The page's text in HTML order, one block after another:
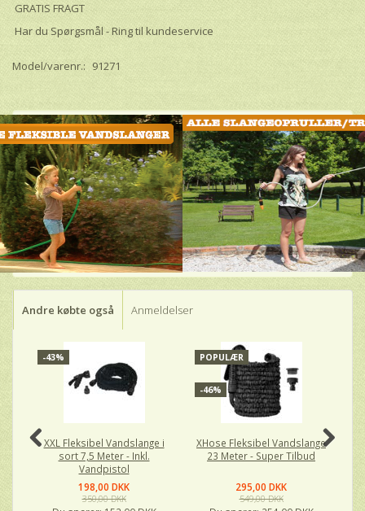
GRATIS FRAGT
Har du Spørgsmål - Ring til kundeservice
Model/varenr.: 91271
Andre købte også Anmeldelser
-43%
XXL Fleksibel Vandslange i
sort 7,5 Meter - Inkl.
Vandpistol
198,00 DKK
350,00 DKK
POPULÆR
-46%
XHose Fleksibel Vandslange
23 Meter - Super Tilbud
295,00 DKK
549,00 DKK